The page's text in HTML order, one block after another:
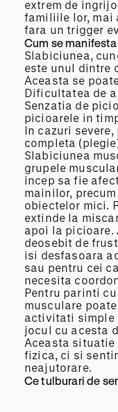
extrem de
familiile lor, mai
fara un trigger
Cum se
Slabiciunea,
este unul dintre
Aceasta se
Dificultatea de
Senzatia de
picioarele in
In cazuri
completa
Slabiciunea
grupele
incep sa fie
mainilor,
obiectelor mici.
extinde la
apoi la picioare.
deosebit de
isi desfasoara
sau pentru cei
necesita
Pentru parinti
musculare
activitati simple
jocul cu acesta
Aceasta situatie
fizica, ci si
neajutorare.
Ce tulburari de